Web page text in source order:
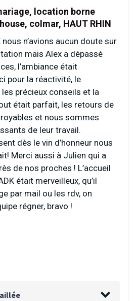
location borne
colmar, HAUT RHIN
n’avions aucun doute sur
mais Alex a dépassé
l’ambiance était
pour la réactivité, le
précieux conseils et la
était parfait, les retours de
et nous sommes
de leur travail.
dès le vin d’honneur nous
Merci aussi à Julien qui a
de nos proches ! L’accueil
était merveilleux, qu’il
par mail ou les rdv, on
régner, bravo !